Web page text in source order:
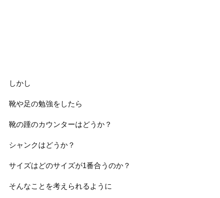
しかし
靴や足の勉強をしたら
靴の踵のカウンターはどうか？
シャンクはどうか？
サイズはどのサイズが1番合うのか？
そんなことを考えられるように